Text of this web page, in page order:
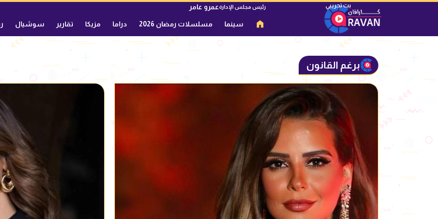
رئيس مجلس الإدارةعمرو عامر
سينما مسلسلات رمضان 2026 دراما مزيكا تقارير سوشيال
برغم القانون